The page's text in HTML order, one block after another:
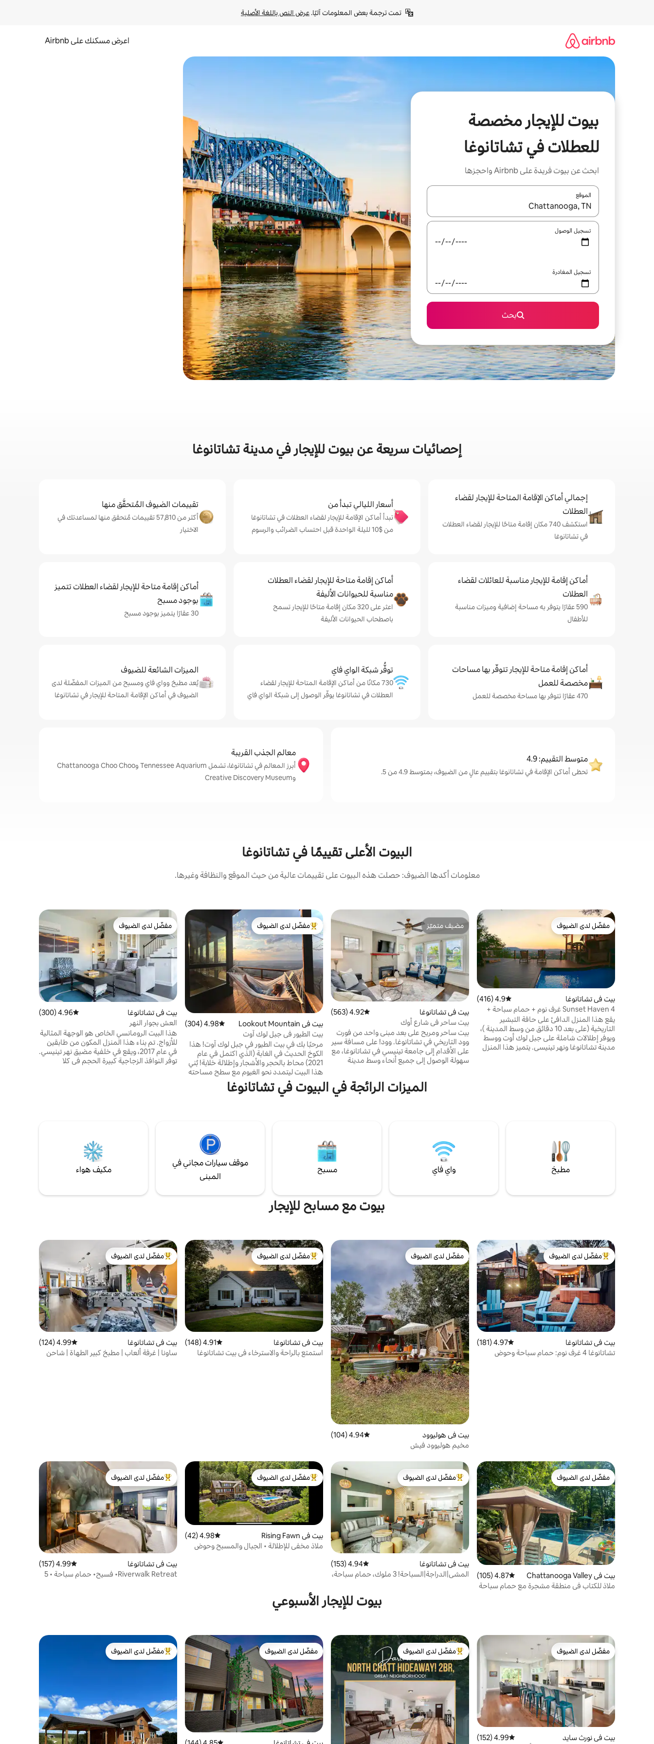
تمت ترجمة بعض المعلومات آليًا. عرض النص باللغة الأصلية
اعرض مسكنك على Airbnb
بيوت للإيجار مخصصة
للعطلات في تشاتانوغا
ابحث عن بيوت فريدة على Airbnb واحجزها
الموقع
عند توفر النتائج، انتقل باستخدام السهمين لأعلى ولأسفل أو استكشف عن طريق اللمس أو السحب.
تسجيل الوصول
تسجيل المغادرة
بحث
إحصائيات سريعة عن بيوت للإيجار في مدينة تشاتانوغا
إجمالي أماكن الإقامة المتاحة للإيجار لقضاء
العطلات
استكشف 740 مكان إقامة متاحًا للإيجار لقضاء العطلات
في تشاتانوغا
أسعار الليالي تبدأ من
تبدأ أماكن الإقامة للإيجار لقضاء العطلات في تشاتانوغا
من $‏10 لليلة الواحدة قبل احتساب الضرائب والرسوم
تقييمات الضيوف المُتحقَّق منها
أكثر من 57,810 تقييمات مُتحقق منها لمساعدتك في
الاختيار
أماكن إقامة للإيجار مناسبة للعائلات لقضاء
العطلات
590 عقارًا يتوفر به مساحة إضافية وميزات مناسبة
للأطفال
أماكن إقامة متاحة للإيجار لقضاء العطلات
مناسبة للحيوانات الأليفة
اعثر على 320 مكان إقامة متاحًا للإيجار تسمح
باصطحاب الحيوانات الأليفة
أماكن إقامة متاحة للإيجار لقضاء العطلات تتميز
بوجود مسبح
30 عقارًا يتميز بوجود مسبح
أماكن إقامة متاحة للإيجار تتوفّر بها مساحات
مخصصة للعمل
470 عقارًا تتوفر بها مساحة مخصصة للعمل
توفُّر شبكة الواي فاي
730 مكانًا من أماكن الإقامة المتاحة للإيجار لقضاء
العطلات في تشاتانوغا يوفّر الوصول إلى شبكة الواي فاي
الميزات الشائعة للضيوف
يُعد مطبخ وواي فاي ومسبح من الميزات المفضّلة لدى
الضيوف في أماكن الإقامة المتاحة للإيجار في تشاتانوغا
متوسط التقييم: 4.9
تحظى أماكن الإقامة في تشاتانوغا بتقييم عالٍ من الضيوف، بمتوسط 4.9 من 5.
معالم الجذب القريبة
أبرز المعالم في تشاتانوغا، تشمل Tennessee Aquarium وChattanooga Choo Choo
وCreative Discovery Museum
البيوت الأعلى تقييمًا في تشاتانوغا
معلومات أكدها الضيوف: حصلت هذه البيوت على تقييمات عالية من حيث الموقع والنظافة وغيرها.
مفضّل لدى الضيوف
مفضّل لدى الضيوف
بيت في تشاتانوغا متوسط التقييم 4.9 من 5، 416 مراجعات
4.9 (416)
Sunset Haven 4 غرف نوم + حمام سباحة +
حوض استحمام ساخن + مدفأة
يقع هذا المنزل الدافئ على حافة التبشير
التاريخية (على بعد 10 دقائق من وسط المدينة )،
ويوفر إطلالات شاملة على جبل لوك أوت ووسط
مدينة تشاتانوغا ونهر تينيسي. يتميز هذا المنزل
مضيف متميّز
مضيف متميّز
بيت في تشاتانوغا متوسط التقييم 4.92 من 5، 563 مراجعات
4.92 (563)
بيت ساحر في شارع أوك
بيت ساحر ومريح على بعد مبنى واحد من فورت
وود التاريخي في تشاتانوغا. وود! على مسافة سير
على الأقدام إلى جامعة تينيسي في تشاتانوغا، مع
سهولة الوصول إلى جميع أنحاء وسط مدينة
الكامل ومساحة مكتب وغرفة نوم بسرير كينج
وغرفة نوم بسرير كوين وغرفة طعام كاملة وغرفة
معيشة يمكن استخدامها أيضًا كغرفة ضيوف مع
المناظر الخلابة!
من أبرز البيوت المفضّلة لدى الضيوف
مفضّل لدى الضيوف
بيت في Lookout Mountain متوسط التقييم 4.98 من 5، 304 مراجعات
4.98 (304)
بيت الطيور في جبل لوك آوت
مرحبًا بك في بيت الطيور في جبل لوك آوت! هذا
الكوخ الحديث في الغابة (الذي اكتمل في عام
2021) محاط بالحجر والأشجار وإطلالة خلابة! بُني
هذا البيت ليتمدد نحو الغيوم مع سطح مساحته
1000 قدم مربع وإطلالة على عين الطائر من
مفضّل لدى الضيوف
مفضّل لدى الضيوف
بيت في تشاتانوغا متوسط التقييم 4.96 من 5، 300 مراجعات
4.96 (300)
العش بجوار النهر
هذا البيت الرومانسي الخاص هو الوجهة المثالية
للأزواج. تم بناء هذا المنزل المكون من طابقين
في عام 2017، ويقع في خلفية مضيق نهر تينيسي.
توفر النوافذ الزجاجية كبيرة الحجم في كلا
الميزات الرائجة في البيوت في تشاتانوغا
مطبخ واي فاي مسبح
موقف سيارات مجاني في
المبنى
مكيف هواء
بيوت مع مسابح للإيجار
من أبرز البيوت المفضّلة لدى الضيوف
مفضّل لدى الضيوف
بيت في تشاتانوغا متوسط التقييم 4.97 من 5، 181 مراجعات
4.97 (181)
تشاتانوغا 4 غرف نوم: حمام سباحة وحوض
مفضّل لدى الضيوف
مفضّل لدى الضيوف
بيت في هوليوود متوسط التقييم 4.94 من 5، 104 مراجعات
4.94 (104)
مخيم هوليوود فيش
من أبرز البيوت المفضّلة لدى الضيوف
مفضّل لدى الضيوف
بيت في تشاتانوغا متوسط التقييم 4.91 من 5، 148 مراجعات
4.91 (148)
استمتع بالراحة والاسترخاء في بيت تشاتانوغا
من أبرز البيوت المفضّلة لدى الضيوف
مفضّل لدى الضيوف
بيت في تشاتانوغا متوسط التقييم 4.99 من 5، 124 مراجعات
4.99 (124)
ساونا | غرفة ألعاب | مطبخ كبير الطهاة | شاحن
مفضّل لدى الضيوف
مفضّل لدى الضيوف
بيت في Chattanooga Valley متوسط التقييم 4.87 من 5، 105 مراجعات
4.87 (105)
ملاذ للكتاب في منطقة مشجرة مع حمام سباحة
من أبرز البيوت المفضّلة لدى الضيوف
مفضّل لدى الضيوف
بيت في تشاتانوغا متوسط التقييم 4.94 من 5، 153 مراجعات
4.94 (153)
المشي|الدراجة|السباحة! 3 ملوك، حمام سباحة،
من أبرز البيوت المفضّلة لدى الضيوف
مفضّل لدى الضيوف
بيت في Rising Fawn متوسط التقييم 4.98 من 5، 42 مراجعات
4.98 (42)
ملاذ مخفي للإطلالة • الجبال والمسبح وحوض
من أبرز البيوت المفضّلة لدى الضيوف
مفضّل لدى الضيوف
بيت في تشاتانوغا متوسط التقييم 4.99 من 5، 157 مراجعات
4.99 (157)
Riverwalk Retreat• فسيح• حمام سباحة • 5
بيوت للإيجار الأسبوعي
مفضّل لدى الضيوف
مفضّل لدى الضيوف
بيت في نورث سايد متوسط التقييم 4.99 من 5، 152 مراجعات
4.99 (152)
من أبرز البيوت المفضّلة لدى الضيوف
مفضّل لدى الضيوف
مفضّل لدى الضيوف
مفضّل لدى الضيوف
من أبرز البيوت المفضّلة لدى الضيوف
مفضّل لدى الضيوف